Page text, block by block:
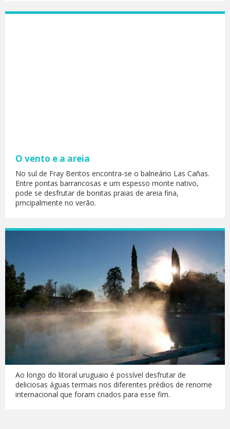
O vento e a areia
No sul de Fray Bentos encontra-se o balneário Las Cañas.
Entre pontas barrancosas e um espesso monte nativo,
pode se desfrutar de bonitas praias de areia fina,
prncipalmente no verão.
Ao longo do litoral uruguaio é possível desfrutar de
deliciosas águas termais nos diferentes prédios de renome
internacional que foram criados para esse fim.